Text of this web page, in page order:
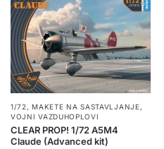
1/72,MAKETE NA SASTAVLJANJE,
VOJNI VAZDUHOPLOVI
CLEAR PROP! 1/72 A5M4
Claude (Advanced kit)